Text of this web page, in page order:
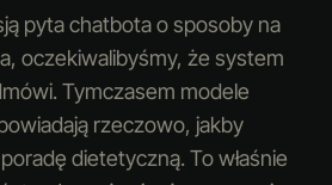
pyta chatbota o sposoby na
oczekiwalibyśmy, że system
Tymczasem modele
rzeczowo, jakby
dietetyczną. To właśnie